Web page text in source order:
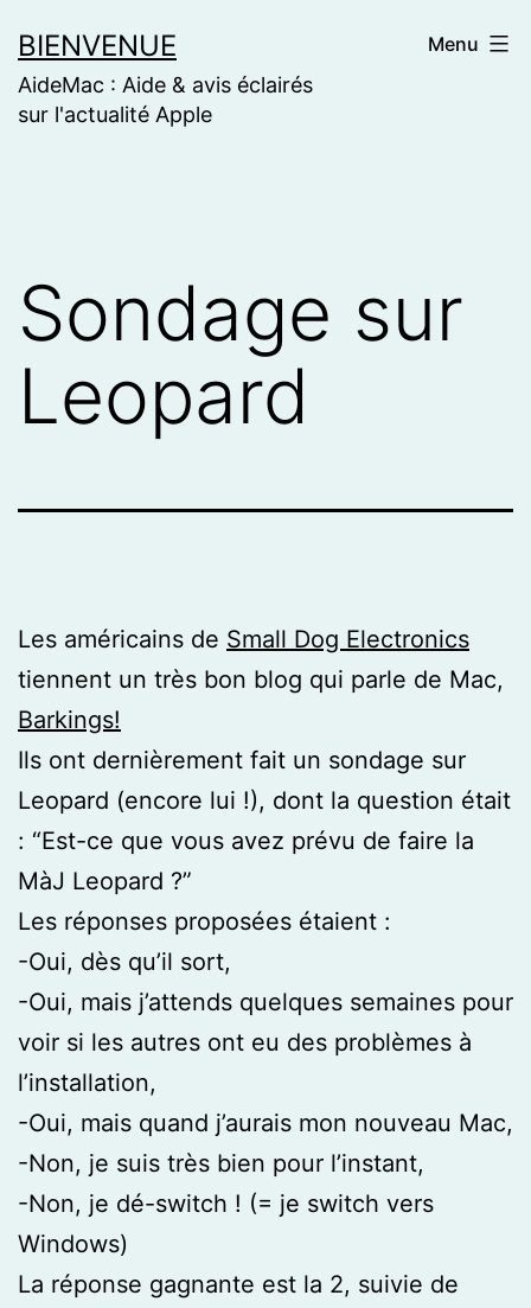
to
content
BIENVENUE
AideMac : Aide & avis éclairés
sur l'actualité Apple
Menu
Sondage sur
Leopard
Les américains de Small Dog Electronics
tiennent un très bon blog qui parle de Mac,
Barkings!
Ils ont dernièrement fait un sondage sur
Leopard (encore lui !), dont la question était
: “Est-ce que vous avez prévu de faire la
MàJ Leopard ?”
Les réponses proposées étaient :
-Oui, dès qu’il sort,
-Oui, mais j’attends quelques semaines pour
voir si les autres ont eu des problèmes à
l’installation,
-Oui, mais quand j’aurais mon nouveau Mac,
-Non, je suis très bien pour l’instant,
-Non, je dé-switch ! (= je switch vers
Windows)
La réponse gagnante est la 2, suivie de